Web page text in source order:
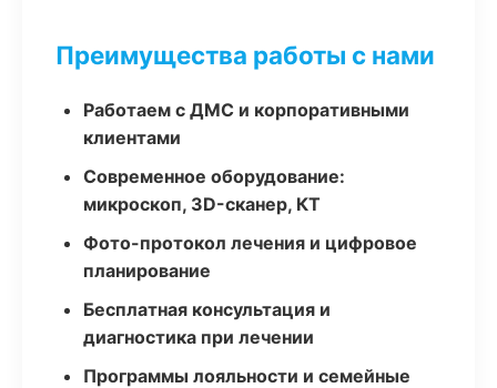
Преимущества работы с нами
Работаем с ДМС и корпоративными
клиентами
Современное оборудование:
микроскоп, 3D-сканер, КТ
Фото-протокол лечения и цифровое
планирование
Бесплатная консультация и
диагностика при лечении
Программы лояльности и семейные